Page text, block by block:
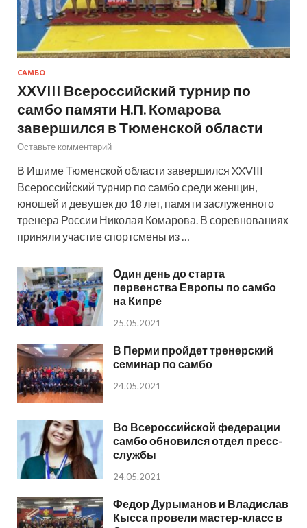
САМБО
XXVIII Всероссийский турнир по
самбо памяти Н.П. Комарова
завершился в Тюменской области
Оставьте комментарий
В Ишиме Тюменской области завершился XXVIII
Всероссийский турнир по самбо среди женщин,
юношей и девушек до 18 лет, памяти заслуженного
тренера России Николая Комарова. В соревнованиях
приняли участие спортсмены из …
Один день до старта
первенства Европы по самбо
на Кипре
25.05.2021
В Перми пройдет тренерский
семинар по самбо
24.05.2021
Во Всероссийской федерации
самбо обновился отдел пресс-
службы
24.05.2021
Федор Дурыманов и Владислав
Кысса провели мастер-класс в